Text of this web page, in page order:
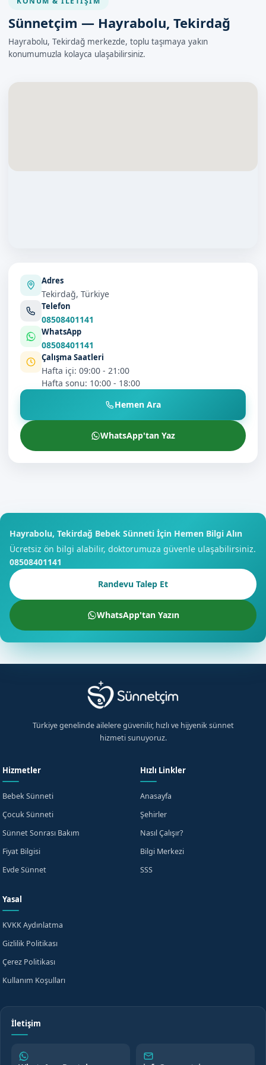
Sünnetçim — Hayrabolu, Tekirdağ
Hayrabolu, Tekirdağ merkezde, toplu taşımaya yakın
konumumuzla kolayca ulaşabilirsiniz.
Adres
Tekirdağ, Türkiye
Telefon
08508401141
WhatsApp
08508401141
Çalışma Saatleri
Hafta içi: 09:00 - 21:00
Hafta sonu: 10:00 - 18:00
Hemen Ara
WhatsApp'tan Yaz
Hayrabolu, Tekirdağ Bebek Sünneti İçin Hemen Bilgi Alın
Ücretsiz ön bilgi alabilir, doktorumuza güvenle ulaşabilirsiniz.
08508401141
Randevu Talep Et
WhatsApp'tan Yazın
Türkiye genelinde ailelere güvenilir, hızlı ve hijyenik sünnet
hizmeti sunuyoruz.
Hizmetler
Bebek Sünneti
Çocuk Sünneti
Sünnet Sonrası Bakım
Fiyat Bilgisi
Evde Sünnet
Hızlı Linkler
Anasayfa
Şehirler
Nasıl Çalışır?
Bilgi Merkezi
SSS
Yasal
KVKK Aydınlatma
Gizlilik Politikası
Çerez Politikası
Kullanım Koşulları
İletişim